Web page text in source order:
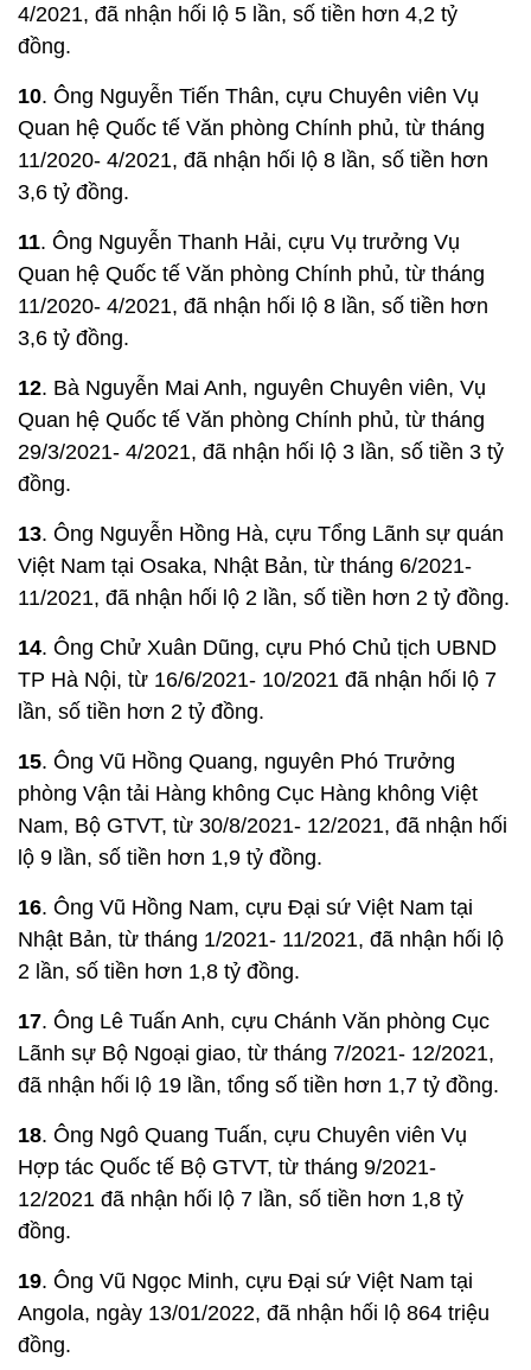
4/2021, đã nhận hối lộ 5 lần, số tiền hơn 4,2 tỷ
đồng.
10. Ông Nguyễn Tiến Thân, cựu Chuyên viên Vụ
Quan hệ Quốc tế Văn phòng Chính phủ, từ tháng
11/2020- 4/2021, đã nhận hối lộ 8 lần, số tiền hơn
3,6 tỷ đồng.
11. Ông Nguyễn Thanh Hải, cựu Vụ trưởng Vụ
Quan hệ Quốc tế Văn phòng Chính phủ, từ tháng
11/2020- 4/2021, đã nhận hối lộ 8 lần, số tiền hơn
3,6 tỷ đồng.
12. Bà Nguyễn Mai Anh, nguyên Chuyên viên, Vụ
Quan hệ Quốc tế Văn phòng Chính phủ, từ tháng
29/3/2021- 4/2021, đã nhận hối lộ 3 lần, số tiền 3 tỷ
đồng.
13. Ông Nguyễn Hồng Hà, cựu Tổng Lãnh sự quán
Việt Nam tại Osaka, Nhật Bản, từ tháng 6/2021-
11/2021, đã nhận hối lộ 2 lần, số tiền hơn 2 tỷ đồng.
14. Ông Chử Xuân Dũng, cựu Phó Chủ tịch UBND
TP Hà Nội, từ 16/6/2021- 10/2021 đã nhận hối lộ 7
lần, số tiền hơn 2 tỷ đồng.
15. Ông Vũ Hồng Quang, nguyên Phó Trưởng
phòng Vận tải Hàng không Cục Hàng không Việt
Nam, Bộ GTVT, từ 30/8/2021- 12/2021, đã nhận hối
lộ 9 lần, số tiền hơn 1,9 tỷ đồng.
16. Ông Vũ Hồng Nam, cựu Đại sứ Việt Nam tại
Nhật Bản, từ tháng 1/2021- 11/2021, đã nhận hối lộ
2 lần, số tiền hơn 1,8 tỷ đồng.
17. Ông Lê Tuấn Anh, cựu Chánh Văn phòng Cục
Lãnh sự Bộ Ngoại giao, từ tháng 7/2021- 12/2021,
đã nhận hối lộ 19 lần, tổng số tiền hơn 1,7 tỷ đồng.
18. Ông Ngô Quang Tuấn, cựu Chuyên viên Vụ
Hợp tác Quốc tế Bộ GTVT, từ tháng 9/2021-
12/2021 đã nhận hối lộ 7 lần, số tiền hơn 1,8 tỷ
đồng.
19. Ông Vũ Ngọc Minh, cựu Đại sứ Việt Nam tại
Angola, ngày 13/01/2022, đã nhận hối lộ 864 triệu
đồng.